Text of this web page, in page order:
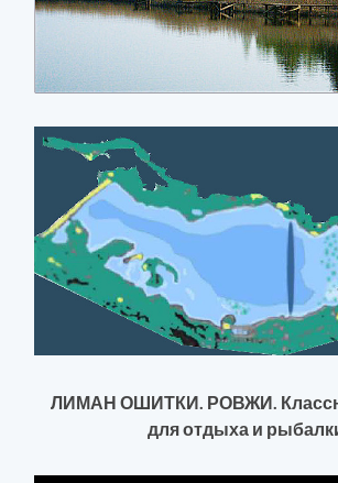
ЛИМАН ОШИТКИ. РОВЖИ.
для отдыха и